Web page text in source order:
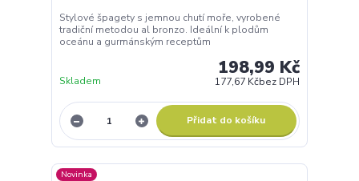
Stylové špagety s jemnou chutí moře, vyrobené
tradiční metodou al bronzo. Ideální k plodům
oceánu a gurmánským receptům
198,99 Kč
177,67 Kčbez DPH
Skladem
Přidat do košíku
Novinka